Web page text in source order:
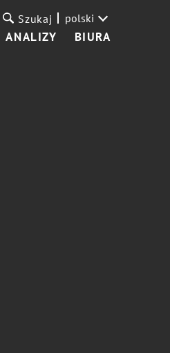
ANALIZY BIURA
Szukaj polski